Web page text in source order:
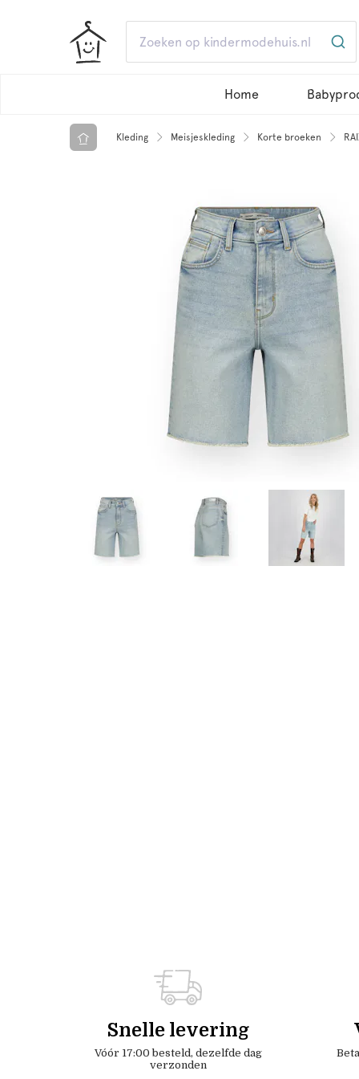
Home
Kleding Meisjeskleding Korte broeken
Snelle levering
Vóór 17:00 besteld, dezelfde dag
verzonden